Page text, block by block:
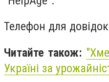
Телефон для
Читайте також: "
Україні за